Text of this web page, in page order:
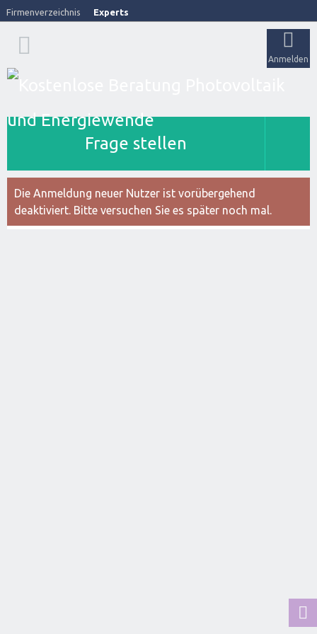
Firmenverzeichnis Experts
Anmelden
Frage stellen
Die Anmeldung neuer Nutzer ist vorübergehend
deaktiviert. Bitte versuchen Sie es später noch mal.